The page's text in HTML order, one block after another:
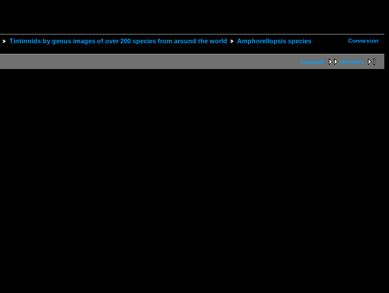
Connexion
Tintinnids by genus images of over 200 species from around the world
Amphorellopsis species
suivante dernière